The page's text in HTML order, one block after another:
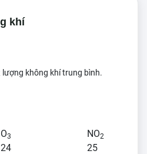
khí
lượng không khí trung bình.
O3
24
NO2
25